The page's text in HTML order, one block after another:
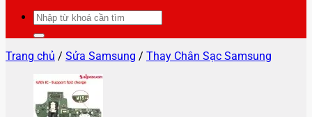
Tìm
kiếm:
Trang chủ / Sửa Samsung / Thay Chân Sạc Samsung